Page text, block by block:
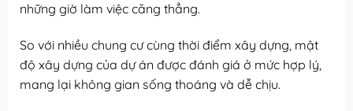
những giờ làm việc căng thẳng.
So với nhiều chung cư cùng thời điểm xây dựng, mật
độ xây dựng của dự án được đánh giá ở mức hợp lý,
mang lại không gian sống thoáng và dễ chịu.